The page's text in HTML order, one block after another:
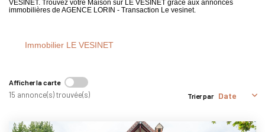
CONTACT
Créer une alerte
VESINET. Trouvez votre Maison sur LE VESINET grâce aux annonces
immobilières de AGENCE LORIN - Transaction Le vesinet.
Immobilier LE VESINET
Afficher la carte
15 annonce(s) trouvée(s) Trier par